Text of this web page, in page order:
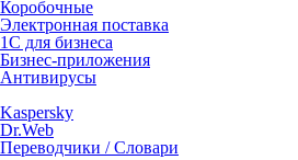
Коробочные
Электронная поставка
1С для бизнеса
Бизнес-приложения
Антивирусы
Kaspersky
Dr.Web
Переводчики / Словари